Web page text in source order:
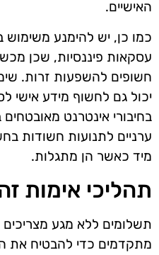
האישיים.
כמו כן, יש להימנע משימוש
עסקאות פיננסיות, שכן
יכול גם לחשוף מידע אישי
בחיבורי אינטרנט
ערניים לתנועות חשודות
מיד כאשר הן מתגלות.
תהליכי אימות
תשלומים ללא מגע מצריכים
מתקדמים כדי להבטיח את